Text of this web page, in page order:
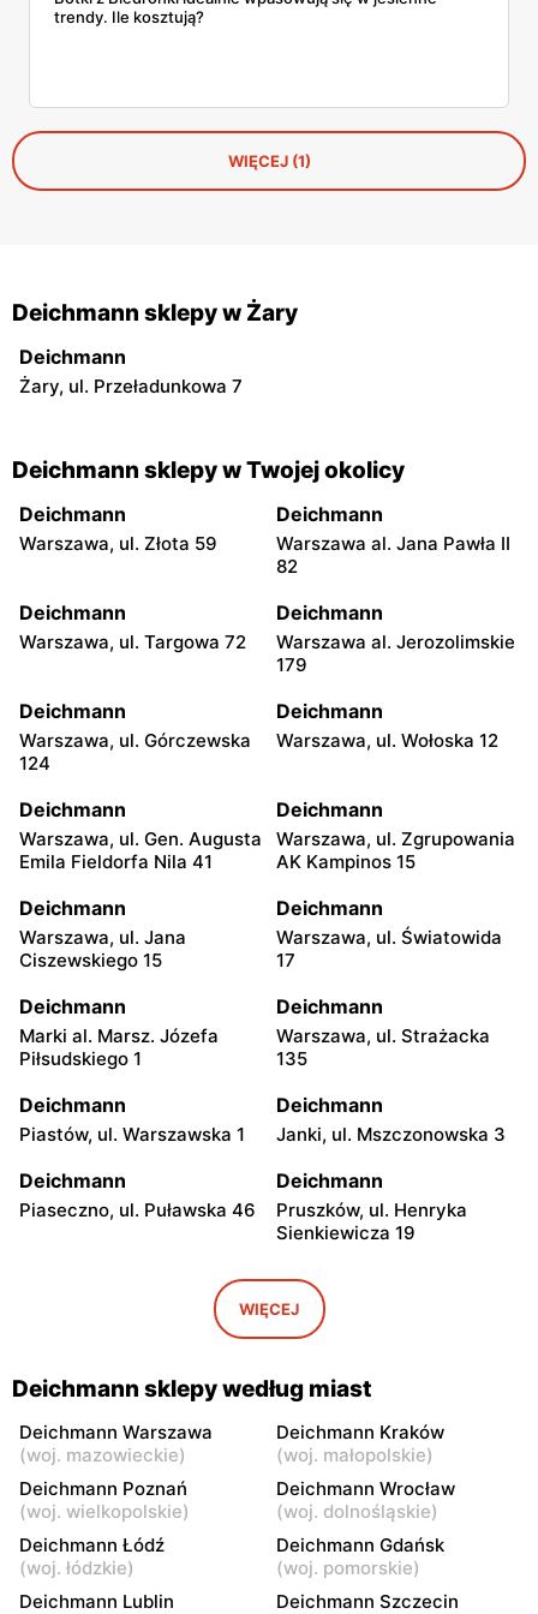
trendy. Ile kosztują?
WIĘCEJ (1)
Deichmann sklepy w Żary
Deichmann
Żary, ul. Przeładunkowa 7
Deichmann sklepy w Twojej okolicy
Deichmann
Warszawa, ul. Złota 59
Deichmann
Warszawa al. Jana Pawła II
82
Deichmann
Warszawa, ul. Targowa 72
Deichmann
Warszawa al. Jerozolimskie
179
Deichmann
Warszawa, ul. Górczewska
124
Deichmann
Warszawa, ul. Wołoska 12
Deichmann
Warszawa, ul. Gen. Augusta
Emila Fieldorfa Nila 41
Deichmann
Warszawa, ul. Zgrupowania
AK Kampinos 15
Deichmann
Warszawa, ul. Jana
Ciszewskiego 15
Deichmann
Warszawa, ul. Światowida
17
Deichmann
Marki al. Marsz. Józefa
Piłsudskiego 1
Deichmann
Warszawa, ul. Strażacka
135
Deichmann
Piastów, ul. Warszawska 1
Deichmann
Janki, ul. Mszczonowska 3
Deichmann
Piaseczno, ul. Puławska 46
Deichmann
Pruszków, ul. Henryka
Sienkiewicza 19
Jabłonna, ul. Zegrzyńska 7
Deichmann
Wołomin, ul. Geodetów 2
Otwock, ul. Płk. Ryszarda
Milanówek, ul. Nowowiejska
2A
Deichmann
Nowy Dwór Mazowiecki, ul.
Gen. Jerzego Przemysława
Morawicza 2B
Deichmann
Grodzisk Mazowiecki, ul.
Rzemieślnicza 22
Deichmann
Stojadła, ul. Warszawska 55
Deichmann
Żyrardów, ul. 1 Maja 40
WIĘCEJ
Deichmann sklepy według miast
Deichmann Warszawa
(woj. mazowieckie)
Deichmann Kraków
(woj. małopolskie)
Deichmann Poznań
(woj. wielkopolskie)
Deichmann Wrocław
(woj. dolnośląskie)
Deichmann Łódź
(woj. łódzkie)
Deichmann Gdańsk
(woj. pomorskie)
Deichmann Lublin
Deichmann Szczecin